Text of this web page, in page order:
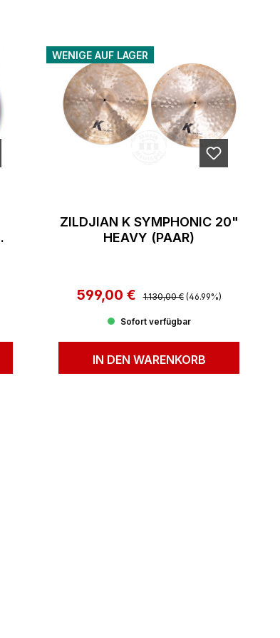
WENIGE AUF LAGER
ZILDJIAN K SYMPHONIC 20"
HEAVY (PAAR)
Verkaufspreis:
599,00 € Regulärer Preis:
1.130,00 € (46.99%)
Sofort verfügbar
IN DEN WARENKORB